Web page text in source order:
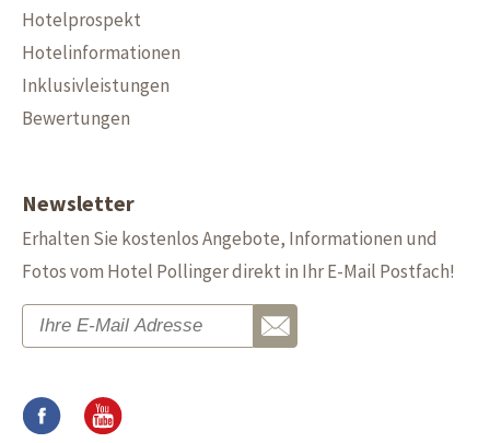
Hotelprospekt
Hotelinformationen
Inklusivleistungen
Bewertungen
Newsletter
Erhalten Sie kostenlos Angebote, Informationen und
Fotos vom Hotel Pollinger direkt in Ihr E-Mail Postfach!